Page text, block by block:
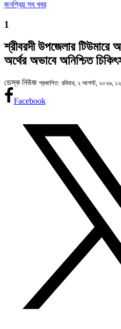
জনপ্রিয় সব খবর
1
শ্রীবরদী উপজেলার টিউমারে
অর্থের অভাবে অনিশ্চিত
ডেস্ক নিউজ প্রকাশিত: রবিবার, ২ আগস্ট, ২০২৬,
Facebook